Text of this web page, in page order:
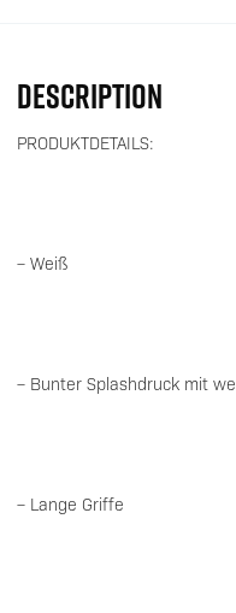
DESCRIPTION
PRODUKTDETAILS:
– Weiß
– Bunter Splashdruck mit
– Lange Griffe